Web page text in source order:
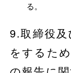
る。
9.取締役
をするた